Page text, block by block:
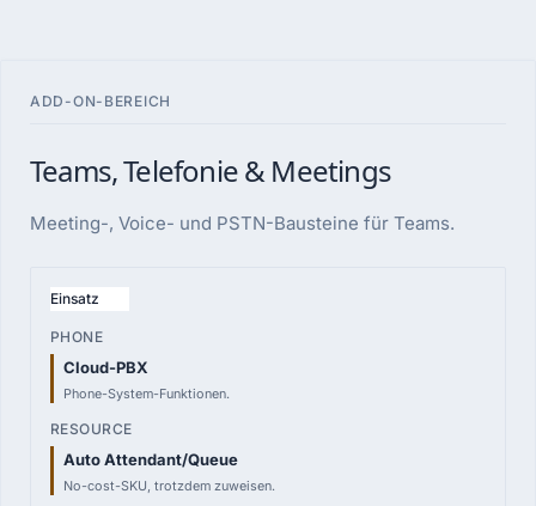
ADD-ON-BEREICH
Teams, Telefonie & Meetings
Meeting-, Voice- und PSTN-Bausteine für Teams.
VERGLEICHSPUNKT
PHONE
8,70 €
pro User
RESOURCE
0,00 €
pro Resource
Einsatz
Cloud-PBX
Phone-System-Funktionen.
Auto Attendant/Queue
No-cost-SKU, trotzdem zuweisen.